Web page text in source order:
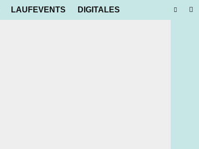
LAUFEVENTS DIGITALES